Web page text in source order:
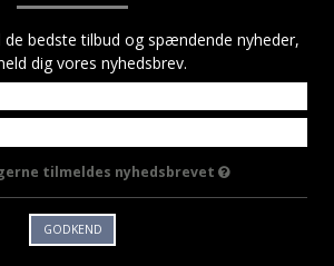
GODKEND
bedste tilbud og spændende nyheder,
dig vores nyhedsbrev.
tilmeldes nyhedsbrevet
GODKEND